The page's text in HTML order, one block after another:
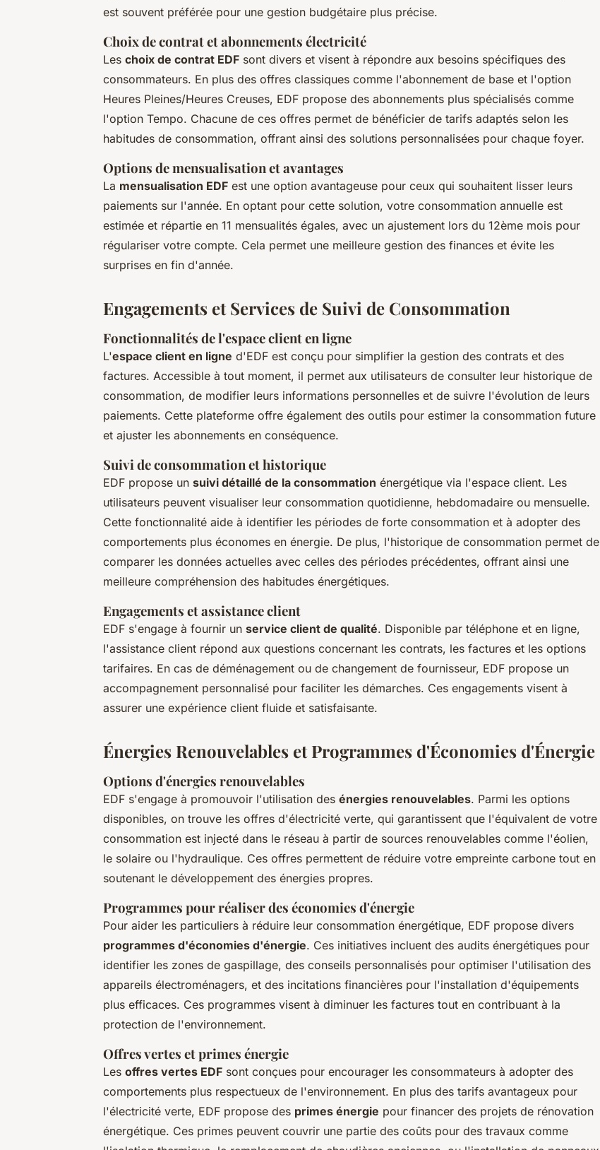
est souvent préférée pour une gestion budgétaire plus précise.
Choix de contrat et abonnements électricité
Les choix de contrat EDF sont divers et visent à répondre aux besoins spécifiques des
consommateurs. En plus des offres classiques comme l'abonnement de base et l'option
Heures Pleines/Heures Creuses, EDF propose des abonnements plus spécialisés comme
l'option Tempo. Chacune de ces offres permet de bénéficier de tarifs adaptés selon les
habitudes de consommation, offrant ainsi des solutions personnalisées pour chaque foyer.
Options de mensualisation et avantages
La mensualisation EDF est une option avantageuse pour ceux qui souhaitent lisser leurs
paiements sur l'année. En optant pour cette solution, votre consommation annuelle est
estimée et répartie en 11 mensualités égales, avec un ajustement lors du 12ème mois pour
régulariser votre compte. Cela permet une meilleure gestion des finances et évite les
surprises en fin d'année.
Engagements et Services de Suivi de Consommation
Fonctionnalités de l'espace client en ligne
L'espace client en ligne d'EDF est conçu pour simplifier la gestion des contrats et des
factures. Accessible à tout moment, il permet aux utilisateurs de consulter leur historique de
consommation, de modifier leurs informations personnelles et de suivre l'évolution de leurs
paiements. Cette plateforme offre également des outils pour estimer la consommation future
et ajuster les abonnements en conséquence.
Suivi de consommation et historique
EDF propose un suivi détaillé de la consommation énergétique via l'espace client. Les
utilisateurs peuvent visualiser leur consommation quotidienne, hebdomadaire ou mensuelle.
Cette fonctionnalité aide à identifier les périodes de forte consommation et à adopter des
comportements plus économes en énergie. De plus, l'historique de consommation permet de
comparer les données actuelles avec celles des périodes précédentes, offrant ainsi une
meilleure compréhension des habitudes énergétiques.
Engagements et assistance client
EDF s'engage à fournir un service client de qualité. Disponible par téléphone et en ligne,
l'assistance client répond aux questions concernant les contrats, les factures et les options
tarifaires. En cas de déménagement ou de changement de fournisseur, EDF propose un
accompagnement personnalisé pour faciliter les démarches. Ces engagements visent à
assurer une expérience client fluide et satisfaisante.
Énergies Renouvelables et Programmes d'Économies d'Énergie
Options d'énergies renouvelables
EDF s'engage à promouvoir l'utilisation des énergies renouvelables. Parmi les options
disponibles, on trouve les offres d'électricité verte, qui garantissent que l'équivalent de votre
consommation est injecté dans le réseau à partir de sources renouvelables comme l'éolien,
le solaire ou l'hydraulique. Ces offres permettent de réduire votre empreinte carbone tout en
soutenant le développement des énergies propres.
Programmes pour réaliser des économies d'énergie
Pour aider les particuliers à réduire leur consommation énergétique, EDF propose divers
programmes d'économies d'énergie. Ces initiatives incluent des audits énergétiques pour
identifier les zones de gaspillage, des conseils personnalisés pour optimiser l'utilisation des
appareils électroménagers, et des incitations financières pour l'installation d'équipements
plus efficaces. Ces programmes visent à diminuer les factures tout en contribuant à la
protection de l'environnement.
Offres vertes et primes énergie
Les offres vertes EDF sont conçues pour encourager les consommateurs à adopter des
comportements plus respectueux de l'environnement. En plus des tarifs avantageux pour
l'électricité verte, EDF propose des primes énergie pour financer des projets de rénovation
énergétique. Ces primes peuvent couvrir une partie des coûts pour des travaux comme